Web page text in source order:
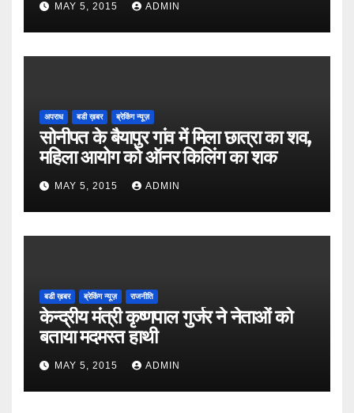
MAY 5, 2015 ADMIN
अपराध बडी ख़बर ब्रेकिंग न्यूज़
सोनीपत के बैयापुर गांव में मिला छात्रा का शव,
महिला आयोग को ऑनर किलिंग का शक
MAY 5, 2015 ADMIN
बडी ख़बर ब्रेकिंग न्यूज़ राजनीति
केन्द्रीय मंत्री कृष्णपाल गुर्जर ने नेताओं को
बताया मदमस्त हाथी
MAY 5, 2015 ADMIN